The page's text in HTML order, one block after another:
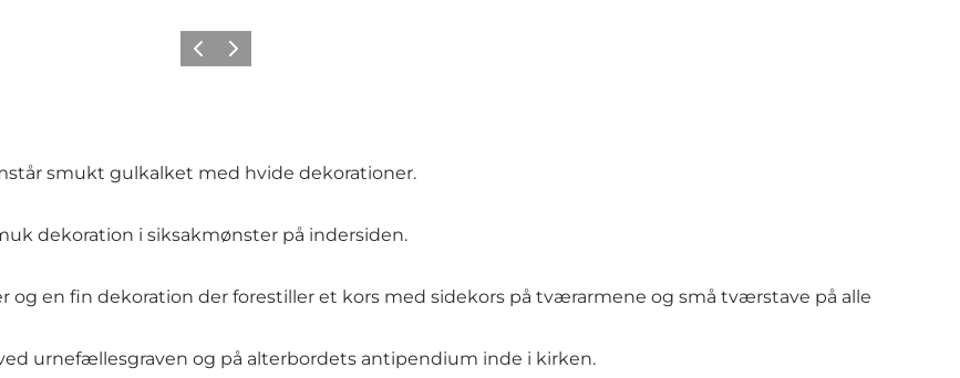
ForrigeNæste
smukt gulkalket med hvide dekorationer.
dekoration i siksakmønster på indersiden.
en fin dekoration der forestiller et kors med sidekors på tværarmene og små tværstave på alle
urnefællesgraven og på alterbordets antipendium inde i kirken.